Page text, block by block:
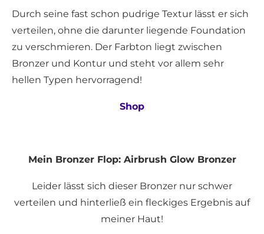
Durch seine fast schon pudrige Textur lässt er sich
verteilen, ohne die darunter liegende Foundation
zu verschmieren. Der Farbton liegt zwischen
Bronzer und Kontur und steht vor allem sehr
hellen Typen hervorragend!
Shop
Mein Bronzer Flop: Airbrush Glow Bronzer
Leider lässt sich dieser Bronzer nur schwer
verteilen und hinterließ ein fleckiges Ergebnis auf
meiner Haut!